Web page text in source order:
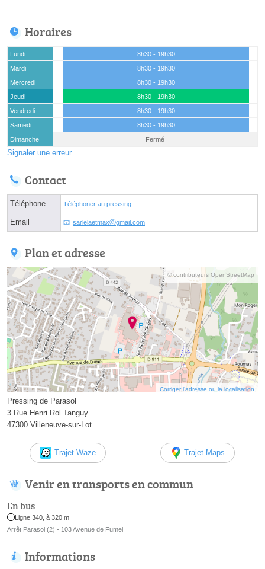
Horaires
Lundi
8h30 - 19h30
Mardi
8h30 - 19h30
Mercredi
8h30 - 19h30
Jeudi
8h30 - 19h30
Vendredi
8h30 - 19h30
Samedi
8h30 - 19h30
Dimanche
Fermé
Signaler une erreur
Contact
Téléphone Téléphoner au pressing
Email sarlelaetmaxⓐgmail.com
Plan et adresse
© contributeurs OpenStreetMap
Corriger l’adresse ou la localisation
Pressing de Parasol
3 Rue Henri Rol Tanguy
47300 Villeneuve-sur-Lot
Trajet Waze Trajet Maps
Venir en transports en commun
En bus
Ligne 340, à 320 m
Arrêt Parasol (2) - 103 Avenue de Fumel
Informations